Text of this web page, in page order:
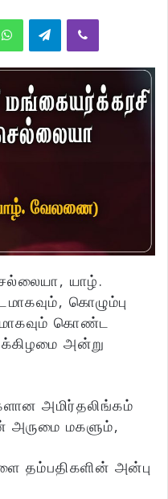
WhatsAppTelegramViber
யாழ்.
கொழும்பு
கொண்ட
அன்று
அமிர்தலிங்கம்
அருமை மகளும்,
தம்பதிகளின் அன்பு